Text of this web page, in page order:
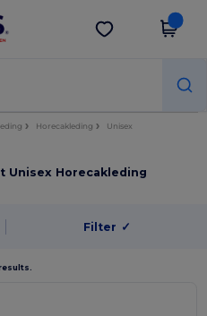
Download app
Horecakleding Unisex
Unisex Horecakleding
Filter ✓